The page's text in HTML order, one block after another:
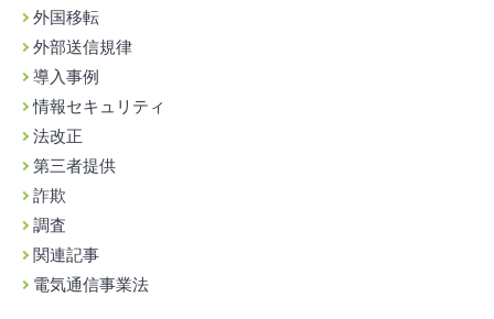
外国移転
外部送信規律
導入事例
情報セキュリティ
法改正
第三者提供
詐欺
調査
関連記事
電気通信事業法